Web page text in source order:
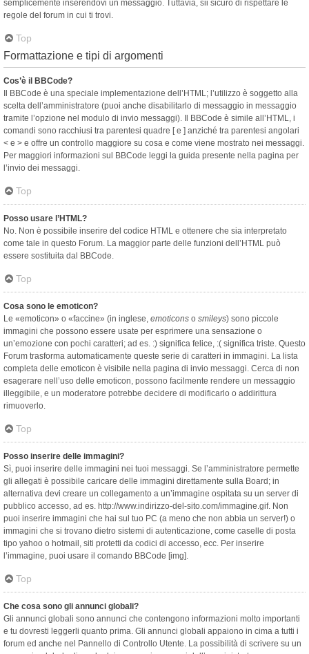
semplicemente inserendovi un messaggio. Tuttavia, sii sicuro di rispettare le
regole del forum in cui ti trovi.
Top
Formattazione e tipi di argomenti
Cos’è il BBCode?
Il BBCode è una speciale implementazione dell’HTML; l’utilizzo è soggetto alla
scelta dell’amministratore (puoi anche disabilitarlo di messaggio in messaggio
tramite l’opzione nel modulo di invio messaggi). Il BBCode è simile all’HTML, i
comandi sono racchiusi tra parentesi quadre [ e ] anziché tra parentesi angolari
< e > e offre un controllo maggiore su cosa e come viene mostrato nei messaggi.
Per maggiori informazioni sul BBCode leggi la guida presente nella pagina per
l’invio dei messaggi.
Top
Posso usare l’HTML?
No. Non è possibile inserire del codice HTML e ottenere che sia interpretato
come tale in questo Forum. La maggior parte delle funzioni dell’HTML può
essere sostituita dal BBCode.
Top
Cosa sono le emoticon?
Le «emoticon» o «faccine» (in inglese, emoticons o smileys) sono piccole
immagini che possono essere usate per esprimere una sensazione o
un’emozione con pochi caratteri; ad es. :) significa felice, :( significa triste. Questo
Forum trasforma automaticamente queste serie di caratteri in immagini. La lista
completa delle emoticon è visibile nella pagina di invio messaggi. Cerca di non
esagerare nell’uso delle emoticon, possono facilmente rendere un messaggio
illeggibile, e un moderatore potrebbe decidere di modificarlo o addirittura
rimuoverlo.
Top
Posso inserire delle immagini?
Sì, puoi inserire delle immagini nei tuoi messaggi. Se l’amministratore permette
gli allegati è possibile caricare delle immagini direttamente sulla Board; in
alternativa devi creare un collegamento a un’immagine ospitata su un server di
pubblico accesso, ad es. http://www.indirizzo-del-sito.com/immagine.gif. Non
puoi inserire immagini che hai sul tuo PC (a meno che non abbia un server!) o
immagini che si trovano dietro sistemi di autenticazione, come caselle di posta
tipo yahoo o hotmail, siti protetti da codici di accesso, ecc. Per inserire
l’immagine, puoi usare il comando BBCode [img].
Top
Che cosa sono gli annunci globali?
Gli annunci globali sono annunci che contengono informazioni molto importanti
e tu dovresti leggerli quanto prima. Gli annunci globali appaiono in cima a tutti i
forum ed anche nel Pannello di Controllo Utente. La possibilità di scrivere su un